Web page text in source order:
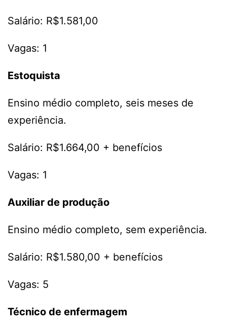
Salário: R$1.581,00
Vagas: 1
Estoquista
Ensino médio completo, seis meses de
experiência.
Salário: R$1.664,00 + benefícios
Vagas: 1
Auxiliar de produção
Ensino médio completo, sem experiência.
Salário: R$1.580,00 + benefícios
Vagas: 5
Técnico de enfermagem